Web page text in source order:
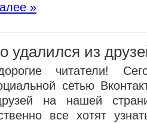
»
удалился из
читатели!
сетью
на нашей
все хотят